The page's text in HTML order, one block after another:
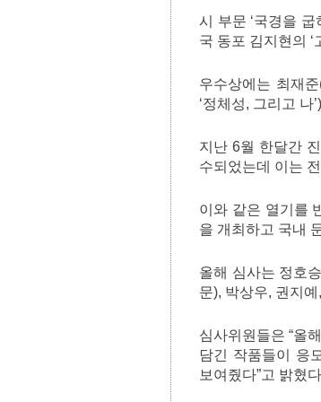
시 부문 ‘국경을 굽
국 동포 김지현의
우수상에는 최재준
‘정체성, 그리고 나
지난 6월 한달간
수되었는데 이는
이와 같은 열기를
을 개최하고 국내
올해 심사는 정호
문), 박상우, 권지
심사위원들은 “올
담긴 작품들이 응
보여줬다”고 밝혔